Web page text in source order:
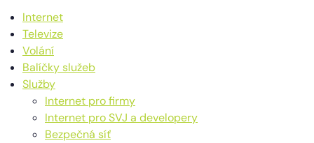
Internet
Televize
Volání
Balíčky služeb
Služby
Internet pro firmy
Internet pro SVJ a developery
Bezpečná síť